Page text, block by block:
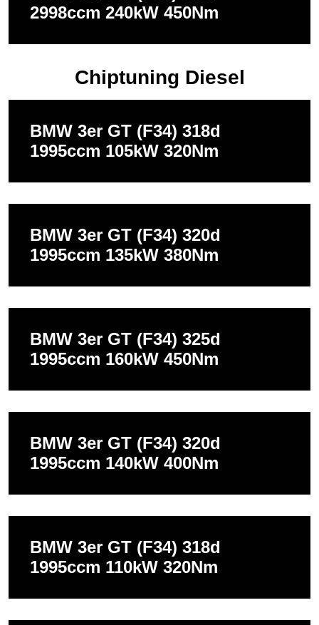
2998ccm 240kW 450Nm
Chiptuning Diesel
BMW 3er GT (F34) 318d
1995ccm 105kW 320Nm
BMW 3er GT (F34) 320d
1995ccm 135kW 380Nm
BMW 3er GT (F34) 325d
1995ccm 160kW 450Nm
BMW 3er GT (F34) 320d
1995ccm 140kW 400Nm
BMW 3er GT (F34) 318d
1995ccm 110kW 320Nm